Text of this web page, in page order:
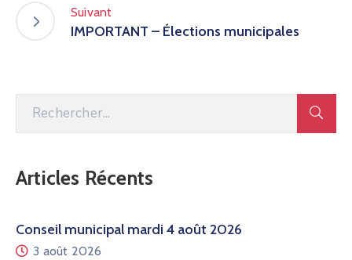
Suivant
IMPORTANT – Élections municipales
Articles Récents
Conseil municipal mardi 4 août 2026
3 août 2026